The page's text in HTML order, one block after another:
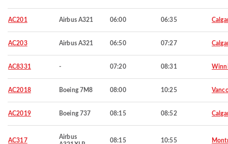
AC201 Airbus A321 06:00 06:35
AC203 Airbus A321 06:50 07:27
AC8331 - 07:20 08:31
AC2018 Boeing 7M8 08:00 10:25
AC2019 Boeing 737 08:15 08:52
AC317
Airbus
08:15 10:55